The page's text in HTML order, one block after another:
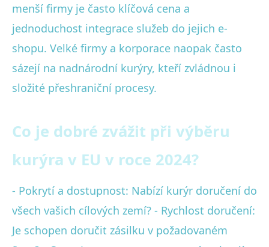
menší firmy je často klíčová cena a
jednoduchost integrace služeb do jejich e-
shopu. Velké firmy a korporace naopak často
sázejí na nadnárodní kurýry, kteří zvládnou i
složité přeshraniční procesy.
Co je dobré zvážit při výběru
kurýra v EU v roce 2024?
- Pokrytí a dostupnost: Nabízí kurýr doručení do
všech vašich cílových zemí? - Rychlost doručení:
Je schopen doručit zásilku v požadovaném